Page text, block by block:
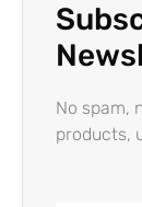
No spam,
products,